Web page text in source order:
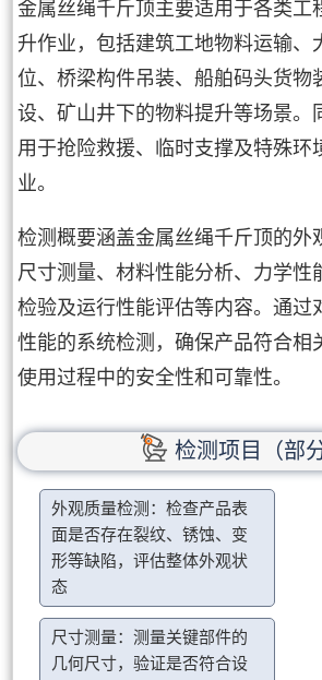
金属丝绳千斤顶主要适用于各类工
升作业，包括建筑工地物料运输、
位、桥梁构件吊装、船舶码头货物
设、矿山井下的物料提升等场景。
用于抢险救援、临时支撑及特殊环
业。
检测概要涵盖金属丝绳千斤顶的外
尺寸测量、材料性能分析、力学性
检验及运行性能评估等内容。通过
性能的系统检测，确保产品符合相
使用过程中的安全性和可靠性。
检测项目（部分
外观质量检测：检查产品表
面是否存在裂纹、锈蚀、变
形等缺陷，评估整体外观状
态
尺寸测量：测量关键部件的
几何尺寸，验证是否符合设